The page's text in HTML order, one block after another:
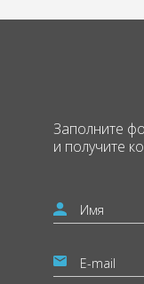
Заполните
и получите